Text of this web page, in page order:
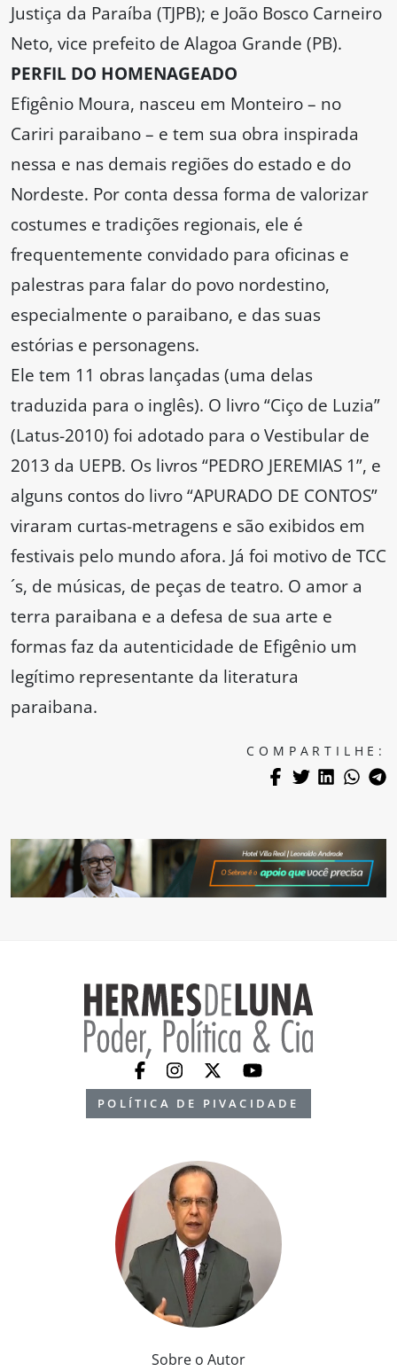
Justiça da Paraíba (TJPB); e João Bosco Carneiro
Neto, vice prefeito de Alagoa Grande (PB).
PERFIL DO HOMENAGEADO
Efigênio Moura, nasceu em Monteiro – no
Cariri paraibano – e tem sua obra inspirada
nessa e nas demais regiões do estado e do
Nordeste. Por conta dessa forma de valorizar
costumes e tradições regionais, ele é
frequentemente convidado para oficinas e
palestras para falar do povo nordestino,
especialmente o paraibano, e das suas
estórias e personagens.
Ele tem 11 obras lançadas (uma delas
traduzida para o inglês). O livro “Ciço de Luzia”
(Latus-2010) foi adotado para o Vestibular de
2013 da UEPB. Os livros “PEDRO JEREMIAS 1”, e
alguns contos do livro “APURADO DE CONTOS”
viraram curtas-metragens e são exibidos em
festivais pelo mundo afora. Já foi motivo de TCC
´s, de músicas, de peças de teatro. O amor a
terra paraibana e a defesa de sua arte e
formas faz da autenticidade de Efigênio um
legítimo representante da literatura
paraibana.
COMPARTILHE:
POLÍTICA DE PIVACIDADE
Sobre o Autor